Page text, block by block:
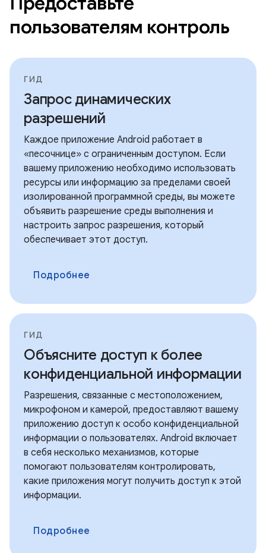
пользователям контроль
ГИД
Запрос динамических
разрешений
Каждое приложение Android работает в
«песочнице» с ограниченным доступом. Если
вашему приложению необходимо использовать
ресурсы или информацию за пределами своей
изолированной программной среды, вы можете
объявить разрешение среды выполнения и
настроить запрос разрешения, который
обеспечивает этот доступ.
Подробнее
ГИД
Объясните доступ к более
конфиденциальной информации
Разрешения, связанные с местоположением,
микрофоном и камерой, предоставляют вашему
приложению доступ к особо конфиденциальной
информации о пользователях. Android включает
в себя несколько механизмов, которые
помогают пользователям контролировать,
какие приложения могут получить доступ к этой
информации.
Подробнее